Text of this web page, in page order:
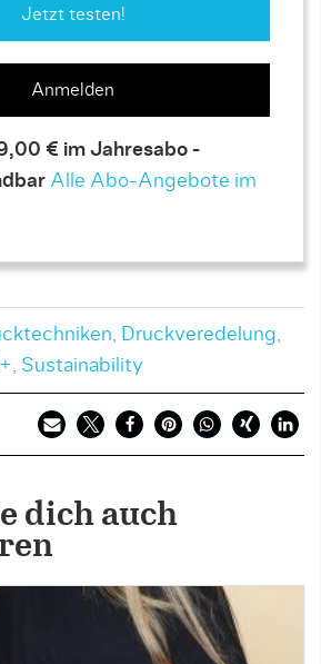
Jetzt testen!
Anmelden
€ im Jahresabo -
Alle Abo-Angebote im
, Druckveredelung,
, Sustainability
dich auch